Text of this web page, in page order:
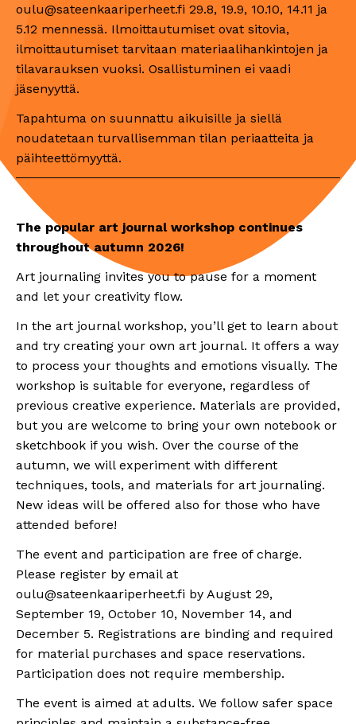
oulu@sateenkaariperheet.fi 29.8, 19.9, 10.10, 14.11 ja
5.12 mennessä. Ilmoittautumiset ovat sitovia,
ilmoittautumiset tarvitaan materiaalihankintojen ja
tilavarauksen vuoksi. Osallistuminen ei vaadi
jäsenyyttä.
Tapahtuma on suunnattu aikuisille ja siellä
noudatetaan turvallisemman tilan periaatteita ja
päihteettömyyttä.
The popular art journal workshop continues
throughout autumn 2026!
Art journaling invites you to pause for a moment
and let your creativity flow.
In the art journal workshop, you’ll get to learn about
and try creating your own art journal. It offers a way
to process your thoughts and emotions visually. The
workshop is suitable for everyone, regardless of
previous creative experience. Materials are provided,
but you are welcome to bring your own notebook or
sketchbook if you wish. Over the course of the
autumn, we will experiment with different
techniques, tools, and materials for art journaling.
New ideas will be offered also for those who have
attended before!
The event and participation are free of charge.
Please register by email at
oulu@sateenkaariperheet.fi by August 29,
September 19, October 10, November 14, and
December 5. Registrations are binding and required
for material purchases and space reservations.
Participation does not require membership.
The event is aimed at adults. We follow safer space